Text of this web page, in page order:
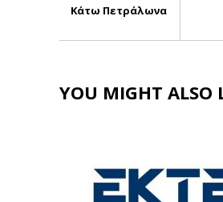
Κάτω Πετράλωνα
YOU MIGHT ALSO